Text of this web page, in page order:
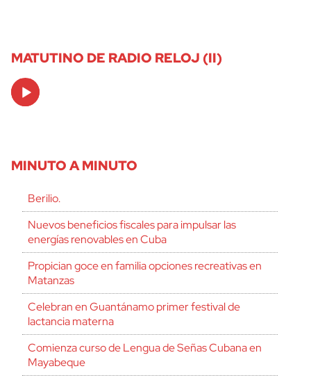
MATUTINO DE RADIO RELOJ (II)
Audio
Player
MINUTO A MINUTO
Berilio.
Nuevos beneficios fiscales para impulsar las
energías renovables en Cuba
Propician goce en familia opciones recreativas en
Matanzas
Celebran en Guantánamo primer festival de
lactancia materna
Comienza curso de Lengua de Señas Cubana en
Mayabeque